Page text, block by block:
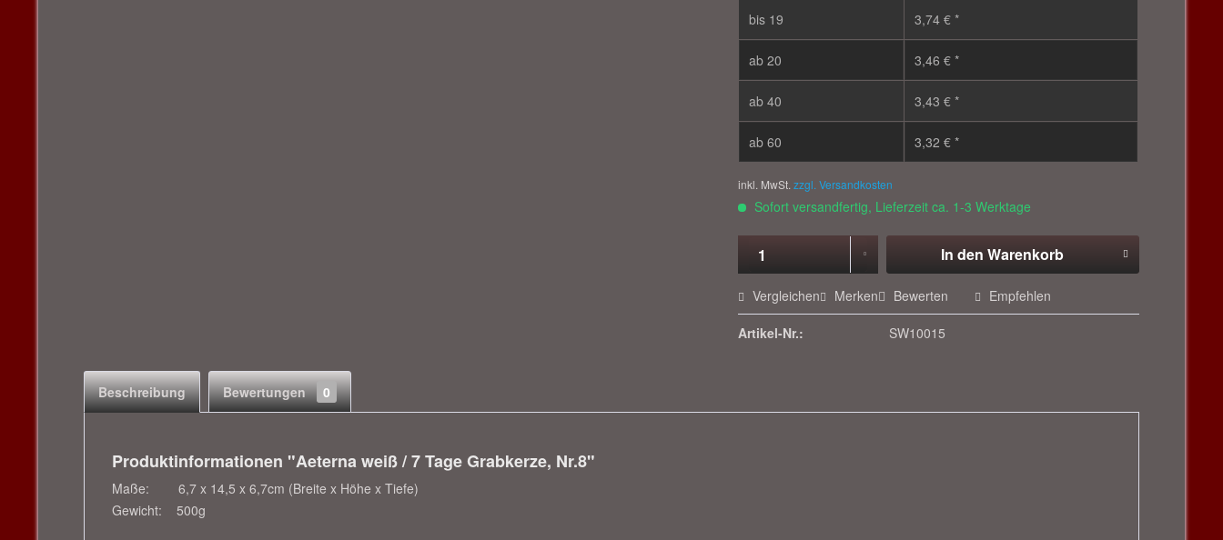
bis 19 3,74 € *
ab20 3,46 € *
ab40 3,43 € *
ab60 3,32 € *
inkl. MwSt.zzgl. Versandkosten
Sofort versandfertig, Lieferzeit ca. 1-3 Werktage
In den Warenkorb
Vergleichen Merken Bewerten Empfehlen
Artikel-Nr.: SW10015
Beschreibung Bewertungen 0
Produktinformationen "Aeterna weiß / 7 Tage Grabkerze, Nr.8"
Maße: 6,7 x 14,5 x 6,7cm (Breite x Höhe x Tiefe)
Gewicht: 500g